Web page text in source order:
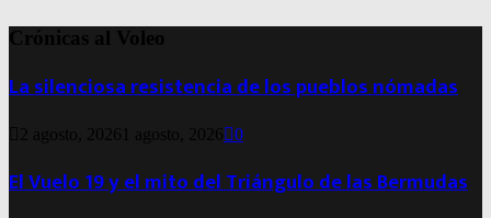
Crónicas al Voleo
La silenciosa resistencia de los pueblos nómadas
2 agosto, 2026 1 agosto, 2026 0
El Vuelo 19 y el mito del Triángulo de las Bermudas